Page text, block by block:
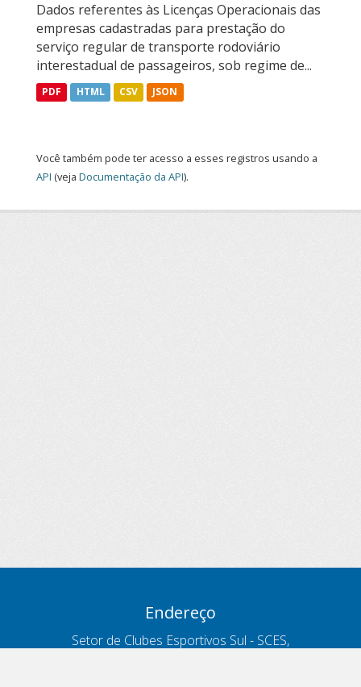
Dados referentes às Licenças Operacionais das
empresas cadastradas para prestação do
serviço regular de transporte rodoviário
interestadual de passageiros, sob regime de...
PDF HTML CSV JSON
Você também pode ter acesso a esses registros usando a
API (veja Documentação da API).
Endereço
Setor de Clubes Esportivos Sul - SCES,